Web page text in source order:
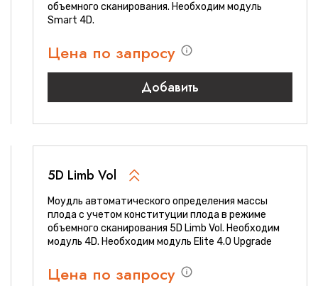
объемного сканирования. Необходим модуль
Smart 4D.
Цена по запросу
Добавить
5D Limb Vol
Моудль автоматического определения массы
плода с учетом конституции плода в режиме
объемного сканирования 5D Limb Vol. Необходим
модуль 4D. Необходим модуль Elite 4.0 Upgrade
Цена по запросу